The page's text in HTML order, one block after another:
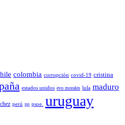
colombia corrupción covid-19 cristina
estados unidos evo morales lula maduro
perú pp psoe. uruguay